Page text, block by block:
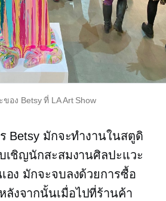
อง Betsy ที่ LA Art Show
Betsy มักจะทำงานในสตูดิ
เชิญนักสะสมงานศิลปะแวะ
อง มักจะจบลงด้วยการซื้อ
งจากนั้นเมื่อไปที่ร้านค้า